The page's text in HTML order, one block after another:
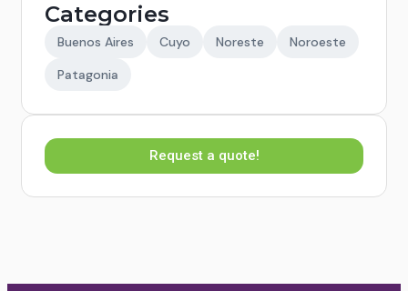
Categories
Buenos Aires Cuyo Noreste
Noroeste
Patagonia
Request a quote!